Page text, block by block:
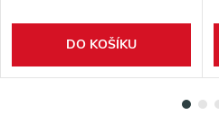
DO KOŠÍKU